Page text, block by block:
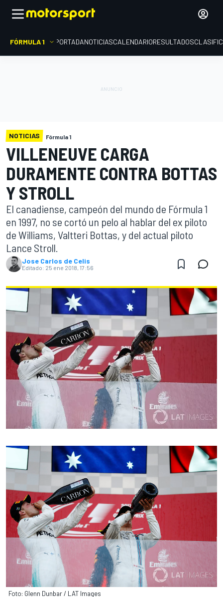
FÓRMULA 1 PORTADANOTICIASCALENDARIORESULTADOS
NOTICIAS Fórmula 1
VILLENEUVE CARGA
DURAMENTE CONTRA BOTTAS
Y STROLL
El canadiense, campeón del mundo de Fórmula 1
en 1997, no se cortó un pelo al hablar del ex piloto
de Williams, Valtteri Bottas, y del actual piloto
Lance Stroll.
Jose Carlos de Celis
Editado: 25 ene 2018, 17:56
Foto: Glenn Dunbar / LAT Images